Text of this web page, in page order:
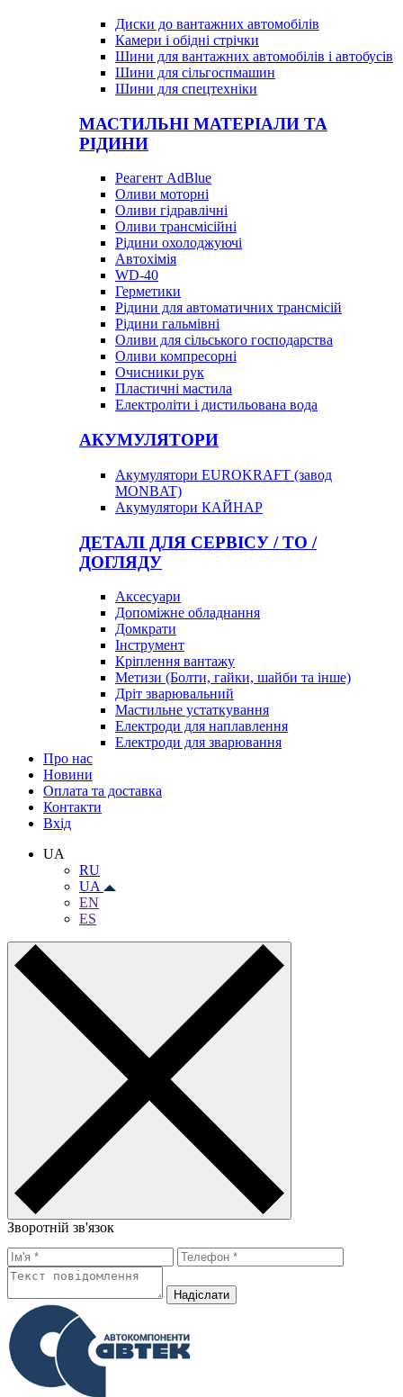
Диски до вантажних автомобілів
Камери і обідні стрічки
Шини для вантажних автомобілів і автобусів
Шини для сільгоспмашин
Шини для спецтехніки
МАСТИЛЬНІ МАТЕРІАЛИ ТА
РІДИНИ
Реагент AdBlue
Оливи моторні
Оливи гідравлічні
Оливи трансмісійні
Рідини охолоджуючі
Автохімія
WD-40
Герметики
Рідини для автоматичних трансмісій
Рідини гальмівні
Оливи для сільського господарства
Оливи компресорні
Очисники рук
Пластичні мастила
Електроліти і дистильована вода
АКУМУЛЯТОРИ
Акумулятори EUROKRAFT (завод
MONBAT)
Акумулятори КАЙНАР
ДЕТАЛІ ДЛЯ СЕРВІСУ / ТО /
ДОГЛЯДУ
Аксесуари
Допоміжне обладнання
Домкрати
Інструмент
Кріплення вантажу
Метизи (Болти, гайки, шайби та інше)
Дріт зварювальний
Мастильне устаткування
Електроди для наплавлення
Електроди для зварювання
Про нас
Новини
Оплата та доставка
Контакти
Вхiд
UA
RU
UA
EN
ES
Зворотній зв'язок
Надiслати